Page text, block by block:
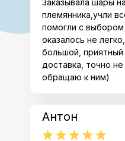
Заказывала шары
племянника,учли
помогли с
оказалось не
большой, приятный
доставка, точно
обращаю к ним)
Антон